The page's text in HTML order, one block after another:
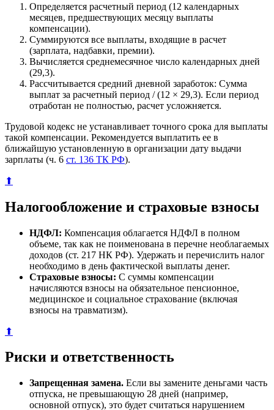
Определяется расчетный период (12 календарных
месяцев, предшествующих месяцу выплаты
компенсации).
Суммируются все выплаты, входящие в расчет
(зарплата, надбавки, премии).
Вычисляется среднемесячное число календарных дней
(29,3).
Рассчитывается средний дневной заработок: Сумма
выплат за расчетный период / (12 × 29,3). Если период
отработан не полностью, расчет усложняется.
Трудовой кодекс не устанавливает точного срока для выплаты
такой компенсации. Рекомендуется выплатить ее в
ближайшую установленную в организации дату выдачи
зарплаты (ч. 6 ст. 136 ТК РФ).
⬆
Налогообложение и страховые взносы
НДФЛ: Компенсация облагается НДФЛ в полном
объеме, так как не поименована в перечне необлагаемых
доходов (ст. 217 НК РФ). Удержать и перечислить налог
необходимо в день фактической выплаты денег.
Страховые взносы: С суммы компенсации
начисляются взносы на обязательное пенсионное,
медицинское и социальное страхование (включая
взносы на травматизм).
⬆
Риски и ответственность
Запрещенная замена. Если вы замените деньгами часть
отпуска, не превышающую 28 дней (например,
основной отпуск), это будет считаться нарушением